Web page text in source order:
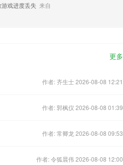
戏进度丢失 来自
更多
作者: 齐生士 2026-08-08 12:21
作者: 郭枫仪 2026-08-08 01:39
作者: 常卿龙 2026-08-08 09:53
作者: 令狐晨伟 2026-08-08 12:00